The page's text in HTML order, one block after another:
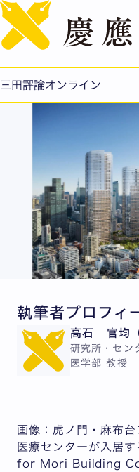
三田評論オンライン
慶應義塾大学病院予防医
公開日：2022.10.24
執筆者プロフィ
高石 官均
研究所・セン
医学部 教授
画像：虎ノ門・麻布
医療センターが入居
for Mori Building